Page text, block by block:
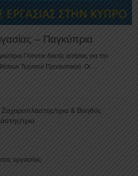
– Παγκύπρια
Γίνονται δεκτές αιτήσεις για την
Τεχνικού Προσωπικού. Οι …
Ζαχαροπλάστης/τρια & Βοηθός
τρια
εργασίας